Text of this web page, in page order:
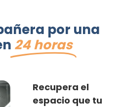
por una
24 horas
Recupera el
espacio que tu